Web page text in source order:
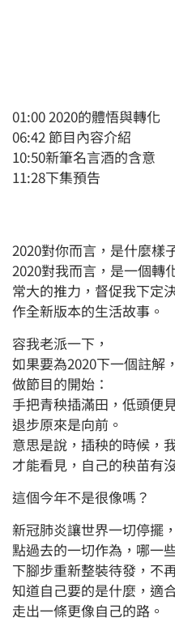
01:00 2020的體悟與轉化
06:42 節目內容介紹
10:50新筆名言酒的含意
11:28下集預告
2020對你而言，是什麼樣
2020對我而言，是一個轉
常大的推力，督促我下定
作全新版本的生活故事。
容我老派一下，
如果要為2020下一個註解
做節目的開始：
手把青秧插滿田，低頭便
退步原來是向前。
意思是說，插秧的時候，
才能看見，自己的秧苗有
這個今年不是很像嗎？
新冠肺炎讓世界一切停擺
點過去的一切作為，哪一
下腳步重新整裝待發，不
知道自己要的是什麼，適
走出一條更像自己的路。